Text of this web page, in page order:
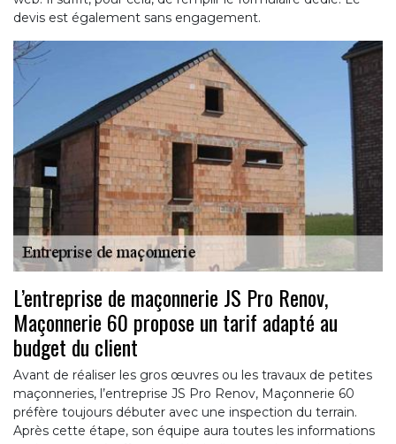
devis est également sans engagement.
L’entreprise de maçonnerie JS Pro Renov,
Maçonnerie 60 propose un tarif adapté au
budget du client
Avant de réaliser les gros œuvres ou les travaux de petites
maçonneries, l’entreprise JS Pro Renov, Maçonnerie 60
préfère toujours débuter avec une inspection du terrain.
Après cette étape, son équipe aura toutes les informations